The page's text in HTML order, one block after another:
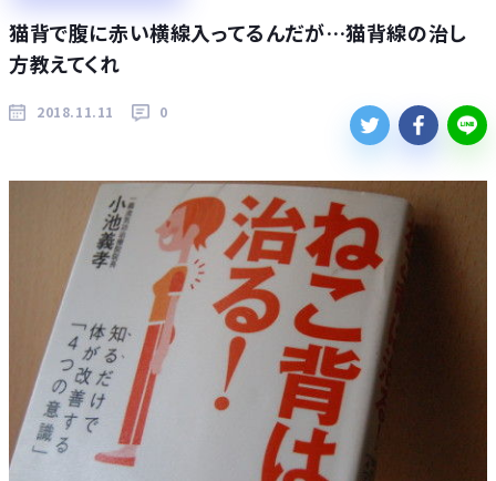
猫背で腹に赤い横線入ってるんだが…猫背線の治し
方教えてくれ
2018.11.11 0